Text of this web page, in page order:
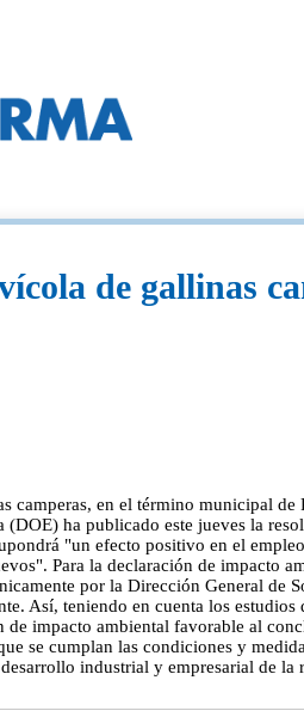
de gallinas
camperas, en el término municipal
ha publicado este jueves la
"un efecto positivo en el
Para la declaración de impacto
por la Dirección General
Así, teniendo en cuenta los
impacto ambiental favorable al
se cumplan las condiciones y
industrial y empresarial de